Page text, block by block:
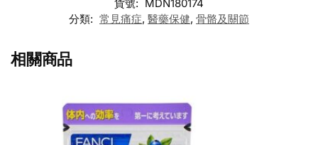
貨號: MDN180174
分類: 常見痛症, 醫藥保健, 骨骼及關節
相關商品